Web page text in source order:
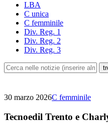
LBA
C unica
C femminile
Div. Reg. 1
Div. Reg. 2
Div. Reg. 3
30 marzo 2026C femminile
Tecnoedil Trento e